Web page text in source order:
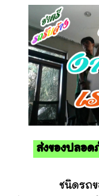
ส่งของปลอด
ชนิดรถของทา